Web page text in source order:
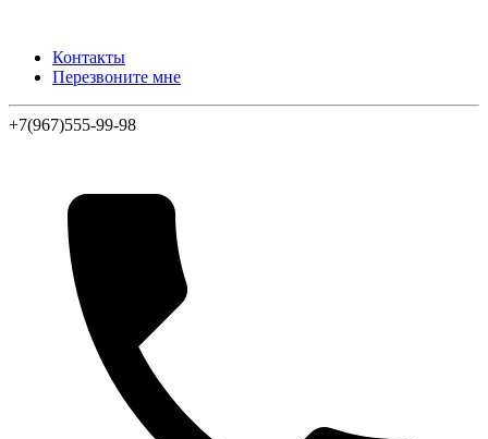
Контакты
Перезвоните мне
+7(967)555-99-98